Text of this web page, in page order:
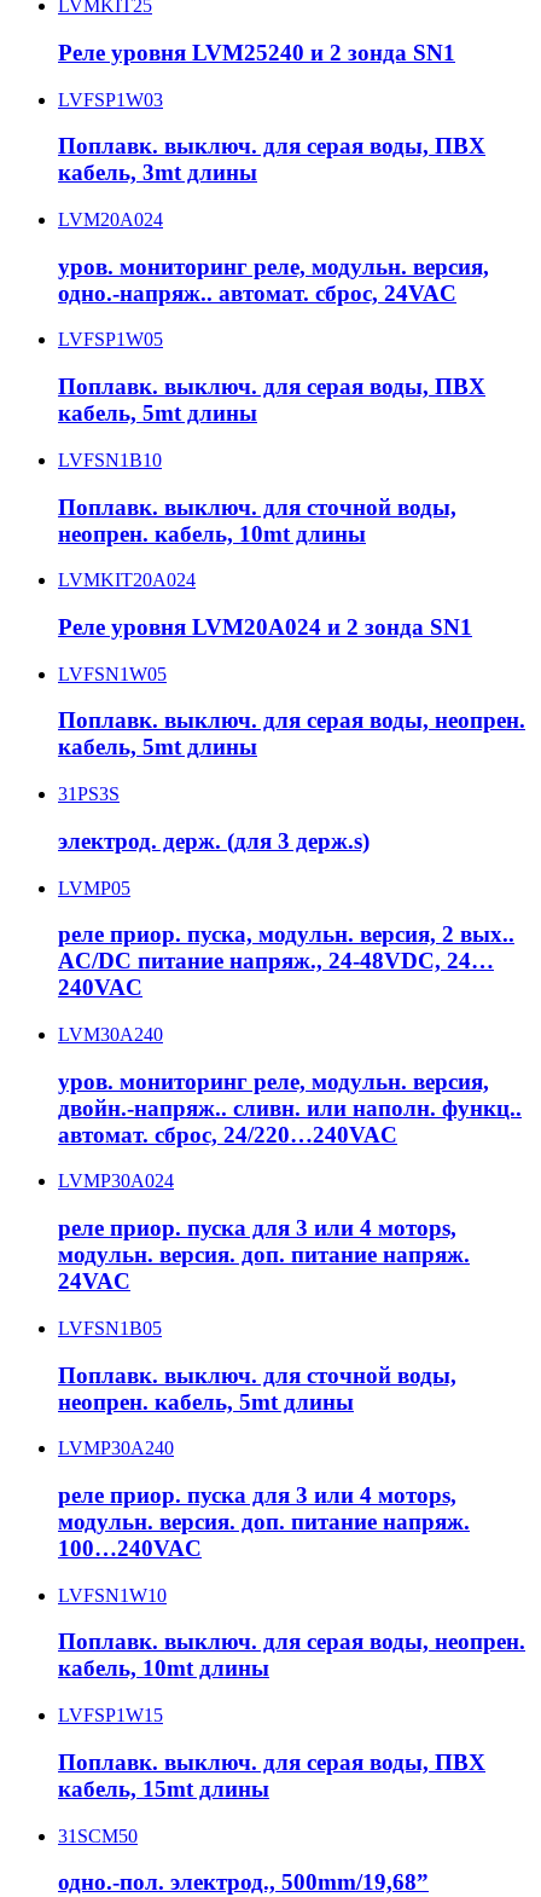
LVMKIT25
Реле уровня LVM25240 и 2 зонда SN1
LVFSP1W03
Поплавк. выключ. для серая воды, ПВХ
кабель, 3mt длины
LVM20A024
уров. мониторинг реле, модульн. версия,
одно.-напряж.. автомат. сброс, 24VAC
LVFSP1W05
Поплавк. выключ. для серая воды, ПВХ
кабель, 5mt длины
LVFSN1B10
Поплавк. выключ. для сточной воды,
неопрен. кабель, 10mt длины
LVMKIT20A024
Реле уровня LVM20A024 и 2 зонда SN1
LVFSN1W05
Поплавк. выключ. для серая воды, неопрен.
кабель, 5mt длины
31PS3S
электрод. держ. (для 3 держ.s)
LVMP05
реле приор. пуска, модульн. версия, 2 вых..
AC/DC питание напряж., 24-48VDC, 24…
240VAC
LVM30A240
уров. мониторинг реле, модульн. версия,
двойн.-напряж.. сливн. или наполн. функц..
автомат. сброс, 24/220…240VAC
LVMP30A024
реле приор. пуска для 3 или 4 моторs,
модульн. версия. доп. питание напряж.
24VAC
LVFSN1B05
Поплавк. выключ. для сточной воды,
неопрен. кабель, 5mt длины
LVMP30A240
реле приор. пуска для 3 или 4 моторs,
модульн. версия. доп. питание напряж.
100…240VAC
LVFSN1W10
Поплавк. выключ. для серая воды, неопрен.
кабель, 10mt длины
LVFSP1W15
Поплавк. выключ. для серая воды, ПВХ
кабель, 15mt длины
31SCM50
одно.-пол. электрод., 500mm/19,68”